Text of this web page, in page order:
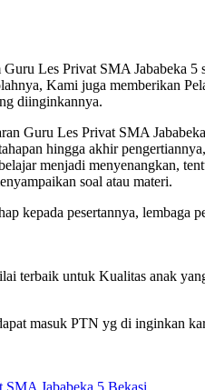
Les Privat SMA Jababeka 5
Kami juga memberikan
diinginkannya.
Guru Les Privat SMA
hingga akhir
menjadi menyenangkan,
soal atau materi.
kepada pesertannya, lembaga
terbaik untuk Kualitas anak
masuk PTN yg di inginkan